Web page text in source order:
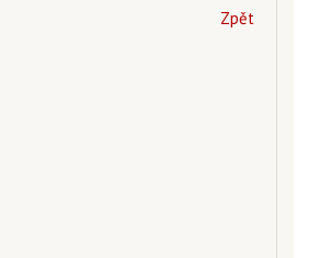
Zpět